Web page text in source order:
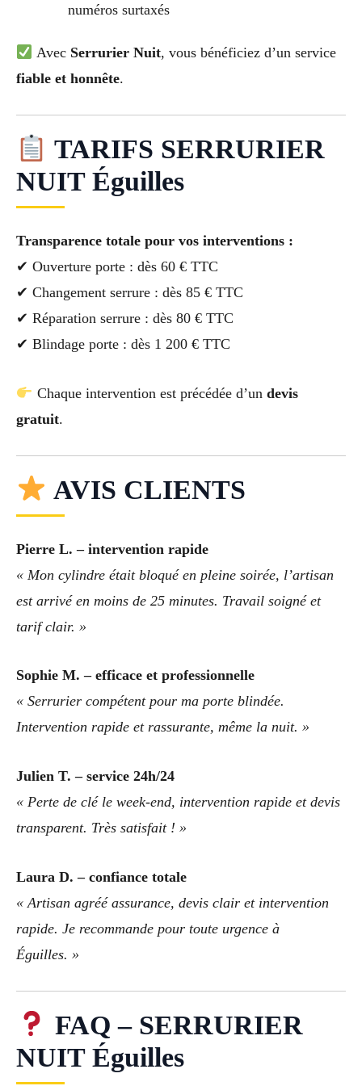
numéros surtaxés
Avec Serrurier Nuit, vous bénéficiez d’un service
fiable et honnête.
TARIFS SERRURIER
NUIT Éguilles
Transparence totale pour vos interventions :
✔ Ouverture porte : dès 60 € TTC
✔ Changement serrure : dès 85 € TTC
✔ Réparation serrure : dès 80 € TTC
✔ Blindage porte : dès 1 200 € TTC
Chaque intervention est précédée d’un devis
gratuit.
AVIS CLIENTS
Pierre L. – intervention rapide
« Mon cylindre était bloqué en pleine soirée, l’artisan
est arrivé en moins de 25 minutes. Travail soigné et
tarif clair. »
Sophie M. – efficace et professionnelle
« Serrurier compétent pour ma porte blindée.
Intervention rapide et rassurante, même la nuit. »
Julien T. – service 24h/24
« Perte de clé le week-end, intervention rapide et devis
transparent. Très satisfait ! »
Laura D. – confiance totale
« Artisan agréé assurance, devis clair et intervention
rapide. Je recommande pour toute urgence à
Éguilles. »
FAQ – SERRURIER
NUIT Éguilles